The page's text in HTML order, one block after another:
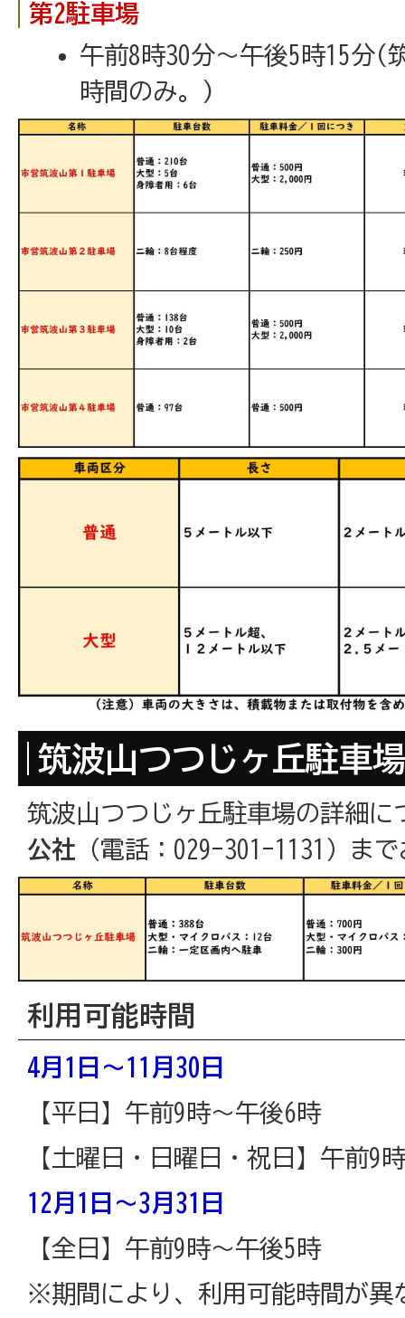
第2駐車場
午前8時30分～午後5時15分(
時間のみ。)
筑波山つつじヶ丘駐車場
筑波山つつじヶ丘駐車場の詳細に
公社 （電話：029-301-1131）ま
利用可能時間
4月1日～11月30日
【平日】午前9時～午後6時
【土曜日・日曜日・祝日】午前9
12月1日～3月31日
【全日】午前9時～午後5時
※期間により、利用可能時間が異